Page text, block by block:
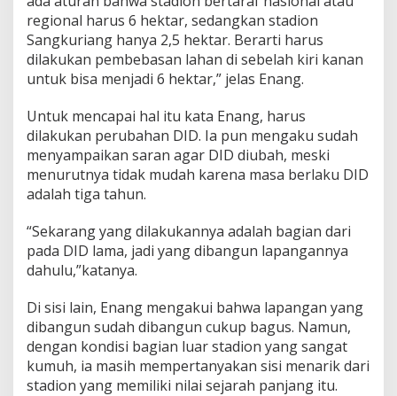
regional harus 6 hektar, sedangkan stadion
Sangkuriang hanya 2,5 hektar. Berarti harus
dilakukan pembebasan lahan di sebelah kiri kanan
untuk bisa menjadi 6 hektar,” jelas Enang.
Untuk mencapai hal itu kata Enang, harus
dilakukan perubahan DID. Ia pun mengaku sudah
menyampaikan saran agar DID diubah, meski
menurutnya tidak mudah karena masa berlaku DID
adalah tiga tahun.
“Sekarang yang dilakukannya adalah bagian dari
pada DID lama, jadi yang dibangun lapangannya
dahulu,”katanya.
Di sisi lain, Enang mengakui bahwa lapangan yang
dibangun sudah dibangun cukup bagus. Namun,
dengan kondisi bagian luar stadion yang sangat
kumuh, ia masih mempertanyakan sisi menarik dari
stadion yang memiliki nilai sejarah panjang itu.